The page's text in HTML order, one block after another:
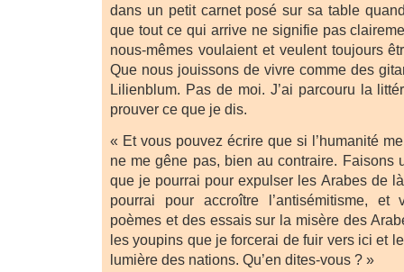
dans un petit carnet posé sur sa table
que tout ce qui arrive ne signifie pas
nous-mêmes voulaient et veulent toujours
Que nous jouissons de vivre comme des
Lilienblum. Pas de moi. J’ai parcouru la
prouver ce que je dis.
« Et vous pouvez écrire que si l’humanité
ne me gêne pas, bien au contraire. Faisons
que je pourrai pour expulser les Arabes de
pourrai pour accroître l’antisémitisme,
poèmes et des essais sur la misère des
les youpins que je forcerai de fuir vers ici et
lumière des nations. Qu’en dites-vous ? »